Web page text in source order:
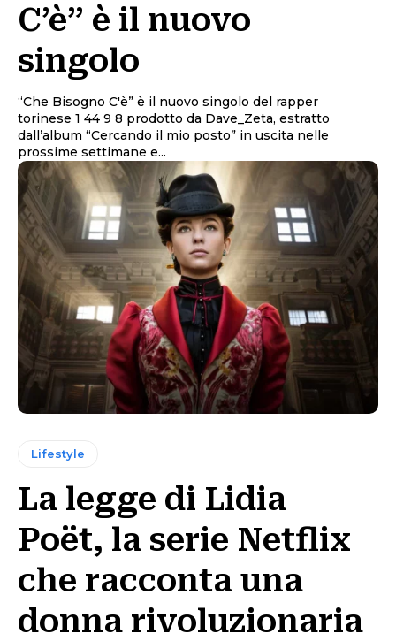
C’è” è il nuovo
singolo
“Che Bisogno C'è” è il nuovo singolo del rapper
torinese 1 44 9 8 prodotto da Dave_Zeta, estratto
dall’album “Cercando il mio posto” in uscita nelle
prossime settimane e...
Lifestyle
La legge di Lidia
Poët, la serie Netflix
che racconta una
donna rivoluzionaria